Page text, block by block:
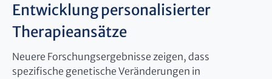
Entwicklung personalisierter
Therapieansätze
Neuere Forschungsergebnisse zeigen, dass
spezifische genetische Veränderungen in